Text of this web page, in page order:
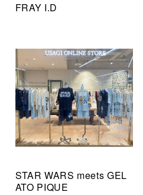
FRAY I.D
STAR WARS meets GEL
ATO PIQUE